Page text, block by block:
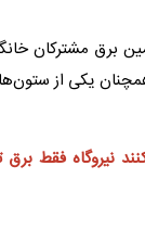
برق مشترکان
یکی از
نیروگاه فقطبرق